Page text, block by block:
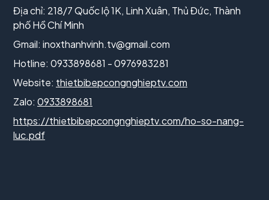
Địa chỉ: 218/7 Quốc lộ 1K, Linh Xuân, Thủ Đức, Thành
phố Hồ Chí Minh
Gmail: inoxthanhvinh.tv@gmail.com
Hotline: 0933898681 - 0976983281
Website: thietbibepcongnghieptv.com
Zalo: 0933898681
https://thietbibepcongnghieptv.com/ho-so-nang-
luc.pdf